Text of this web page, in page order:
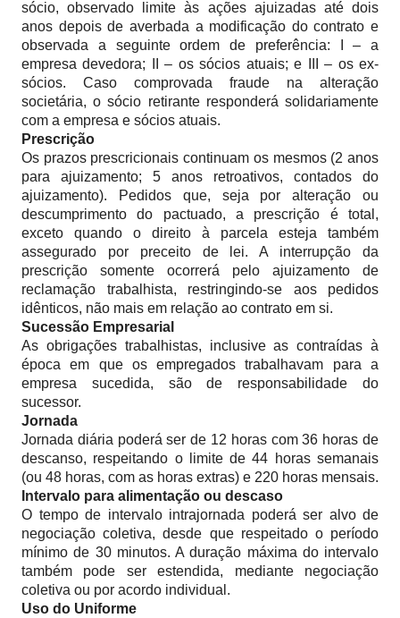
sócio, observado limite às ações ajuizadas até dois
anos depois de averbada a modificação do contrato e
observada a seguinte ordem de preferência: I – a
empresa devedora; II – os sócios atuais; e III – os ex-
sócios. Caso comprovada fraude na alteração
societária, o sócio retirante responderá solidariamente
com a empresa e sócios atuais.
Prescrição
Os prazos prescricionais continuam os mesmos (2 anos
para ajuizamento; 5 anos retroativos, contados do
ajuizamento). Pedidos que, seja por alteração ou
descumprimento do pactuado, a prescrição é total,
exceto quando o direito à parcela esteja também
assegurado por preceito de lei. A interrupção da
prescrição somente ocorrerá pelo ajuizamento de
reclamação trabalhista, restringindo-se aos pedidos
idênticos, não mais em relação ao contrato em si.
Sucessão Empresarial
As obrigações trabalhistas, inclusive as contraídas à
época em que os empregados trabalhavam para a
empresa sucedida, são de responsabilidade do
sucessor.
Jornada
Jornada diária poderá ser de 12 horas com 36 horas de
descanso, respeitando o limite de 44 horas semanais
(ou 48 horas, com as horas extras) e 220 horas mensais.
Intervalo para alimentação ou descaso
O tempo de intervalo intrajornada poderá ser alvo de
negociação coletiva, desde que respeitado o período
mínimo de 30 minutos. A duração máxima do intervalo
também pode ser estendida, mediante negociação
coletiva ou por acordo individual.
Uso do Uniforme